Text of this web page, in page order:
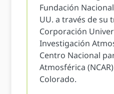
Fundación
UU. a través de su
Corporación
Investigación
Centro Nacional
Atmosférica
Colorado.